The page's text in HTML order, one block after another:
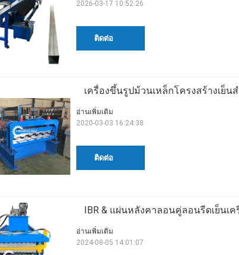
ติดต่อ
2026-03-17 10:52:26
เครื่องขึ้นรูปม้วนเหล็กโครงสร้างเย็
ติดต่อ
อ่านเพิ่มเติม
2020-03-03 16:24:38
IBR & แผ่นหลังคาลอนคู่ลอนรีดเย็นเ
อ่านเพิ่มเติม
2024-08-05 14:01:07